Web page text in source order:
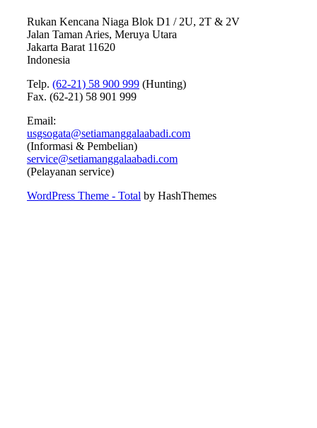
Rukan Kencana Niaga Blok D1 / 2U, 2T & 2V
Jalan Taman Aries, Meruya Utara
Jakarta Barat 11620
Indonesia
Telp. (62-21) 58 900 999 (Hunting)
Fax. (62-21) 58 901 999
Email:
usgsogata@setiamanggalaabadi.com
(Informasi & Pembelian)
service@setiamanggalaabadi.com
(Pelayanan service)
WordPress Theme - Total by HashThemes